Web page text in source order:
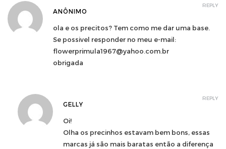
REPLY
ANÔNIMO
ola e os precitos? Tem como me dar uma base.
Se possivel responder no meu e-mail:
flowerprimula1967@yahoo.com.br
obrigada
REPLY
GELLY
Oi!
Olha os precinhos estavam bem bons, essas
marcas já são mais baratas então a diferença